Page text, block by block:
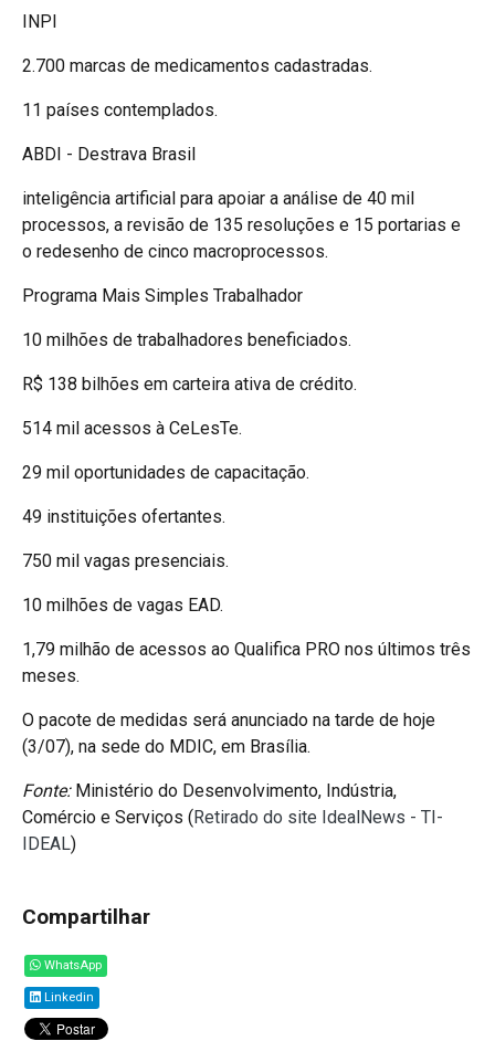
INPI
2.700 marcas de medicamentos cadastradas.
11 países contemplados.
ABDI - Destrava Brasil
inteligência artificial para apoiar a análise de 40 mil
processos, a revisão de 135 resoluções e 15 portarias e
o redesenho de cinco macroprocessos.
Programa Mais Simples Trabalhador
10 milhões de trabalhadores beneficiados.
R$ 138 bilhões em carteira ativa de crédito.
514 mil acessos à CeLesTe.
29 mil oportunidades de capacitação.
49 instituições ofertantes.
750 mil vagas presenciais.
10 milhões de vagas EAD.
1,79 milhão de acessos ao Qualifica PRO nos últimos três
meses.
O pacote de medidas será anunciado na tarde de hoje
(3/07), na sede do MDIC, em Brasília.
Fonte:Ministério do Desenvolvimento, Indústria,
Comércio e Serviços (Retirado do site IdealNews - TI-
IDEAL)
Compartilhar
WhatsApp
Linkedin